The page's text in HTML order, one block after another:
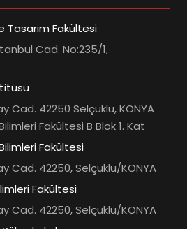
Tasarım Fakültesi
Cad. No:235/1,
Cad. 42250 Selçuklu, KONYA
Fakültesi B Blok 1. Kat
Fakültesi
Cad. 42250, Selçuklu/KONYA
Fakültesi
Cad. 42250, Selçuklu/KONYA